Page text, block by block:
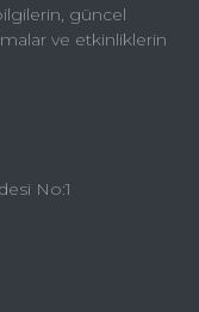
güncel
ve etkinliklerin
No:1